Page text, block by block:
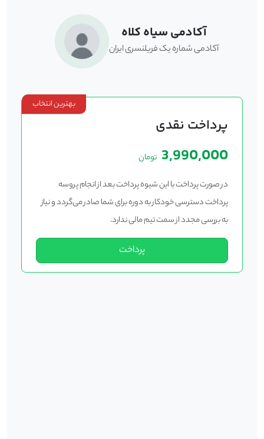
آکادمی سیاه کلاه
آکادمی شماره یک فریلنسری ایران
بهترین انتخاب
پرداخت نقدی
3,990,000 تومان
در صورت پرداخت با این شیوه پرداخت بعد از انجام پروسه
پرداخت دسترسی خودکار به دوره برای شما صادر می‌گردد و نیاز
به بررسی مجدد از سمت تیم مالی ندارد.
پرداخت